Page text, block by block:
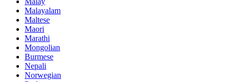
Malayalam
Maltese
Maori
Marathi
Mongolian
Burmese
Nepali
Norwegian